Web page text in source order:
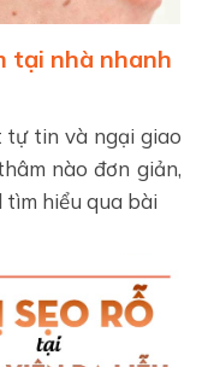
tại nhà nhanh
tự tin và ngại giao
nào đơn giản,
tìm hiểu qua bài